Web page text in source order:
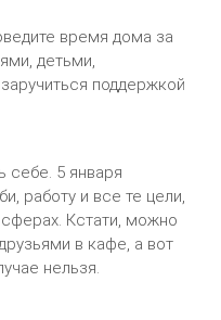
время дома за
детьми,
поддержкой
себе. 5 января
работу и все те цели,
Кстати, можно
в кафе, а вот
нельзя.